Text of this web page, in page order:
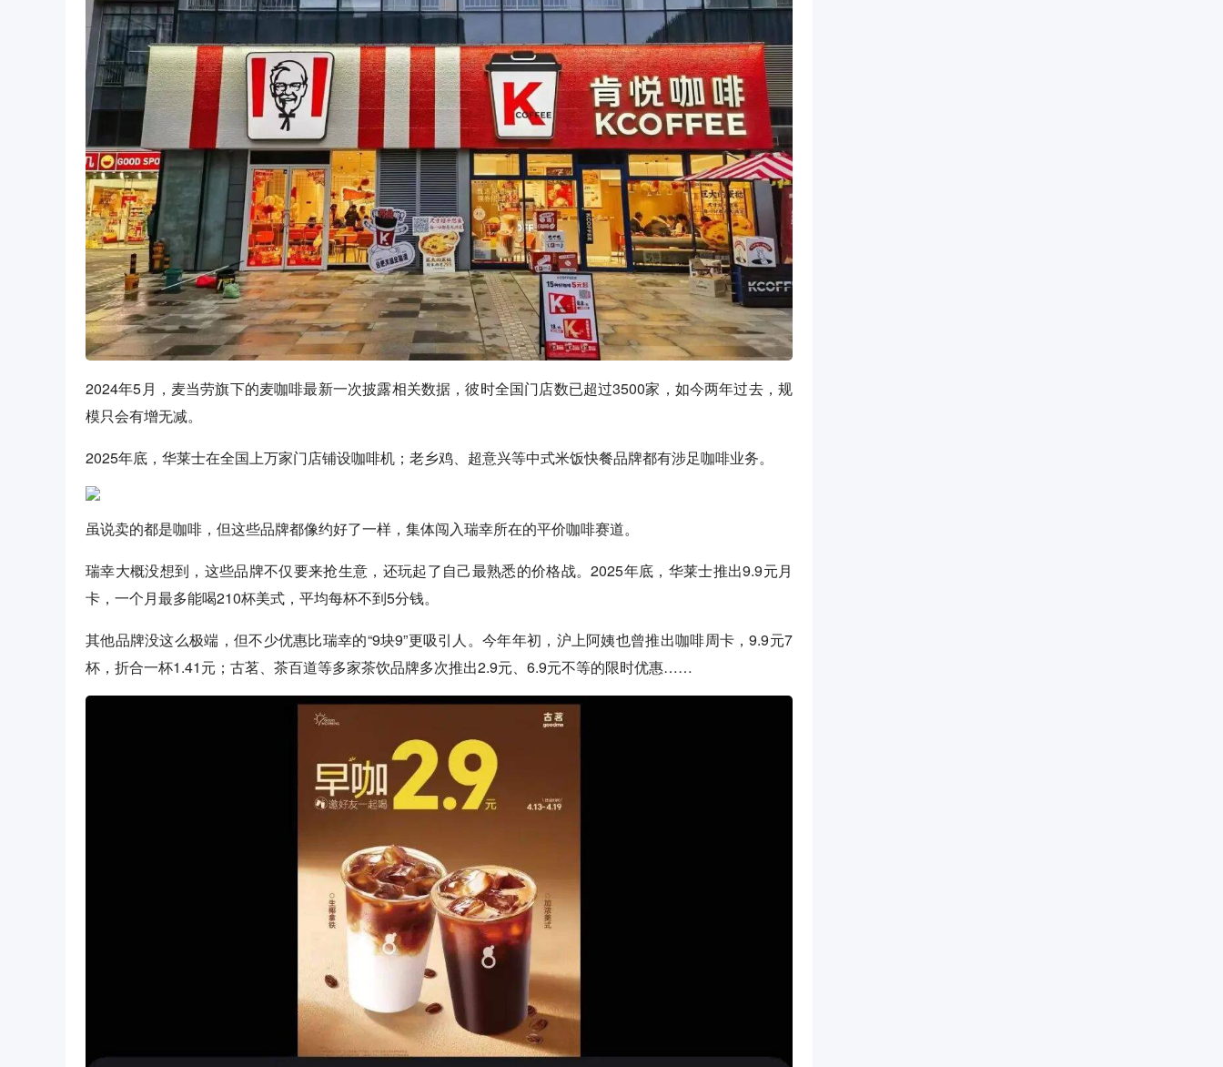
2024年5月，麦当劳旗下的麦咖啡最新一次披露相关数据，彼时全国门店数已超过3500家，如今两年过去，规
模只会有增无减。
2025年底，华莱士在全国上万家门店铺设咖啡机；老乡鸡、超意兴等中式米饭快餐品牌都有涉足咖啡业务。
虽说卖的都是咖啡，但这些品牌都像约好了一样，集体闯入瑞幸所在的平价咖啡赛道。
瑞幸大概没想到，这些品牌不仅要来抢生意，还玩起了自己最熟悉的价格战。2025年底，华莱士推出9.9元月
卡，一个月最多能喝210杯美式，平均每杯不到5分钱。
其他品牌没这么极端，但不少优惠比瑞幸的“9块9”更吸引人。今年年初，沪上阿姨也曾推出咖啡周卡，9.9元7
杯，折合一杯1.41元；古茗、茶百道等多家茶饮品牌多次推出2.9元、6.9元不等的限时优惠……